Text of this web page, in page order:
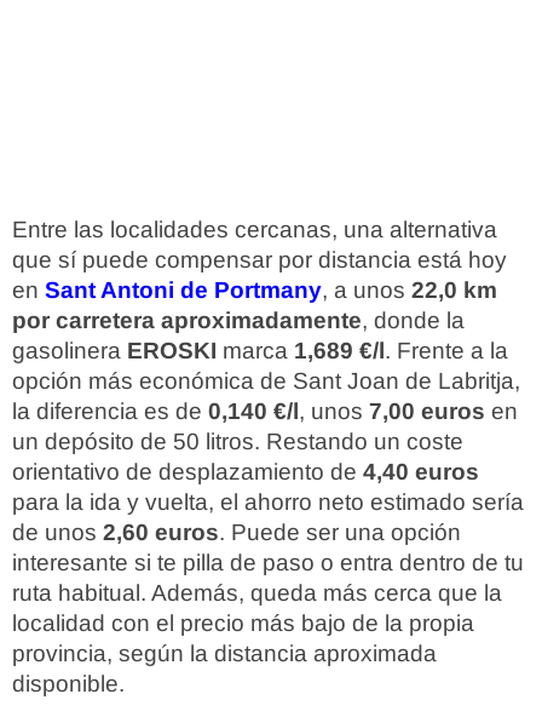
Entre las localidades cercanas, una alternativa
que sí puede compensar por distancia está hoy
en Sant Antoni de Portmany, a unos 22,0 km
por carretera aproximadamente, donde la
gasolinera EROSKI marca 1,689 €/l. Frente a la
opción más económica de Sant Joan de Labritja,
la diferencia es de 0,140 €/l, unos 7,00 euros en
un depósito de 50 litros. Restando un coste
orientativo de desplazamiento de 4,40 euros
para la ida y vuelta, el ahorro neto estimado sería
de unos 2,60 euros. Puede ser una opción
interesante si te pilla de paso o entra dentro de tu
ruta habitual. Además, queda más cerca que la
localidad con el precio más bajo de la propia
provincia, según la distancia aproximada
disponible.